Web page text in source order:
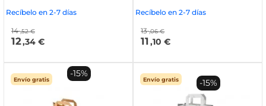
Recíbelo en 2-7 días
14 ,52 €
12,34 €
Recíbelo en 2-7 días
13 ,06 €
11,10 €
Envío gratis
-15%
Envío gratis -15%